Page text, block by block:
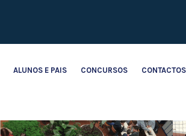
ALUNOS E PAIS CONCURSOS CONTACTOS